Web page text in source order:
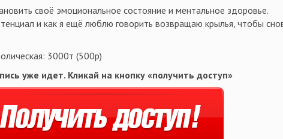
своё эмоциональное состояние и ментальное здоровье.
и как я ещё люблю говорить возвращаю крылья, чтобы
3000т (500р)
уже идет. Кликай на кнопку «получить доступ»